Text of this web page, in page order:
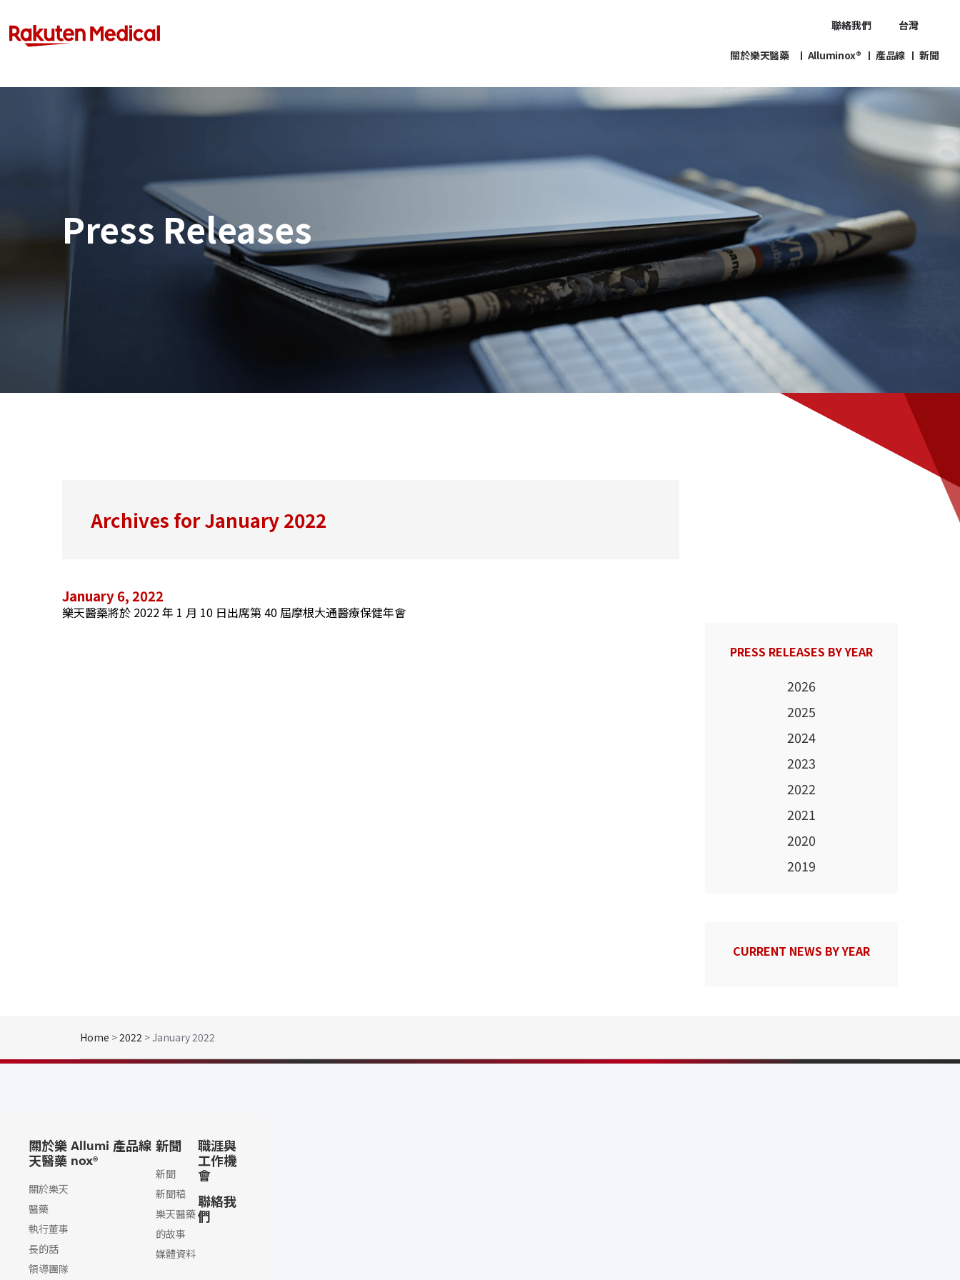
聯絡我們 台灣
關於樂天醫藥 Alluminox® 產品線 新聞
Press Releases
Archives for January 2022
January 6, 2022
樂天醫藥將於 2022 年 1 月 10 日出席第 40 屆摩根大通醫療保健年會
PRESS RELEASES BY YEAR
2026
2025
2024
2023
2022
2021
2020
2019
CURRENT NEWS BY YEAR
Home >2022 > January 2022
關於樂
天醫藥
關於樂天
醫藥
執行董事
長的話​
領導團隊
Allumi
nox®
產品線 新聞
新聞
新聞稿
樂天醫藥
的故事
媒體資料
職涯與
工作機
會
聯絡我
們